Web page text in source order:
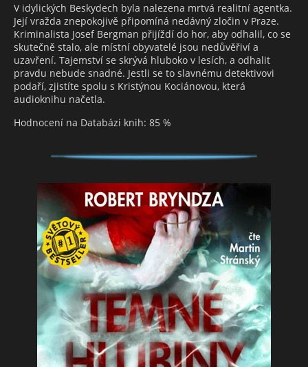
V idylických Beskydech byla nalezena mrtvá realitní agentka.
Její vražda znepokojivě připomíná nedávný zločin v Praze.
Kriminalista Josef Bergman přijíždí do hor, aby odhalil, co se
skutečně stalo, ale místní obyvatelé jsou nedůvěřiví a
uzavření. Tajemství se skrývá hluboko v lesích, a odhalit
pravdu nebude snadné. Jestli se to slavnému detektivovi
podaří, zjistíte spolu s Kristýnou Kociánovou, která
audioknihu načetla.
Hodnocení na Databázi knih: 85 %